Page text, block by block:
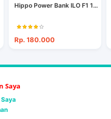
Hippo Power Bank ILO F1 1...
Rp. 180.000
Saya